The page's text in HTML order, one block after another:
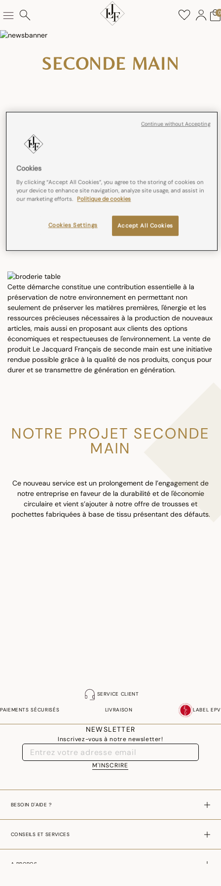
0
SECONDE MAIN
Le Jacquard Français poursuit son engagement pour une
production éthique et responsable en déployant une offre
seconde main. Pionniers dans le secteur du linge de maison à
seconde vie à nos produits en vous offrant la possibilité de
revendre les nappes et les chemins de table qui dorment dans
vos placards et d’acheter des produits de seconde main remis
à neuf !
En donnant une seconde chance aux produits, nous leur offrons
l’opportunité de poursuivre leur existence et de ne pas être
jetés.
Cette démarche constitue une contribution essentielle à la
préservation de notre environnement en permettant non
seulement de préserver les matières premières, l'énergie et les
ressources précieuses nécessaires à la production de nouveaux
articles, mais aussi en proposant aux clients des options
économiques et respectueuses de l'environnement. La vente de
produit Le Jacquard Français de seconde main est une initiative
rendue possible grâce à la qualité de nos produits, conçus pour
durer et se transmettre de génération en génération.
NOTRE PROJET SECONDE
MAIN
Ce nouveau service est un prolongement de l’engagement de
notre entreprise en faveur de la durabilité et de l'économie
circulaire et vient s’ajouter à notre offre de trousses et
pochettes fabriquées à base de tissu présentant des défauts.
SERVICE CLIENT
PAIEMENTS SÉCURISÉS LIVRAISON LABEL EPV
NEWSLETTER
Inscrivez-vous à notre newsletter!
M'INSCRIRE
BESOIN D'AIDE ?
CONSEILS ET SERVICES
A PROPOS
Cookies
By clicking “Accept All Cookies”, you agree to the storing of cookies on
your device to enhance site navigation, analyze site usage, and assist in
our marketing efforts. Politique de cookies
Accept All Cookies
Cookies Settings
Continue without Accepting